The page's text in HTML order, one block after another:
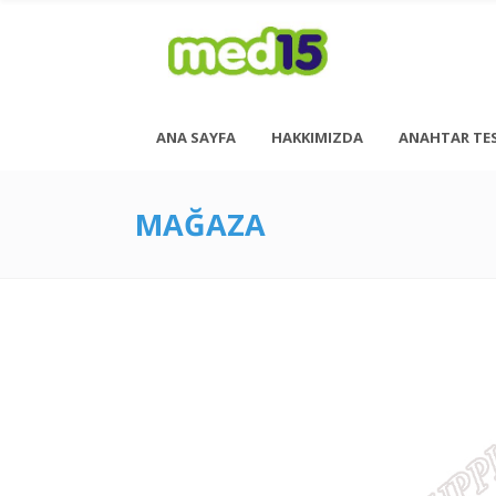
Pazartesi - Cuma 08:00 - 18:00
<h6 style= “font-size: 13px; font-weight: 600;
ANA SAYFA HAKKIMIZDA ANAHTAR
MAĞAZA